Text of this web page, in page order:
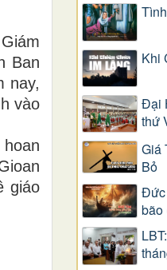
Ban
nay,
vào
giáo
Khi
Đại
thứ
Giá
Bỏ
Đức
bão